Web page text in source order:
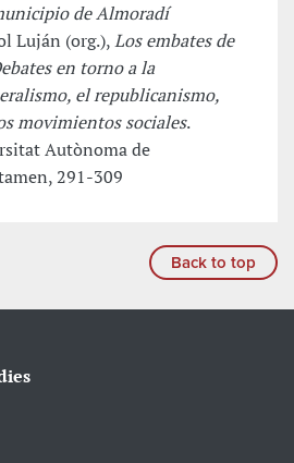
de Almoradí
Luján (org.),Los embates de
en torno a la
el republicanismo,
movimientos sociales.
Autònoma de
291-309
Back to top